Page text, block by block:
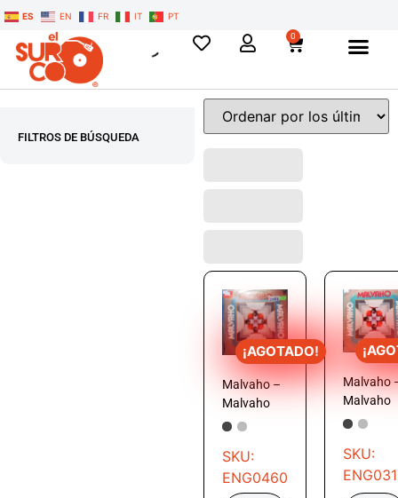
ES EN FR IT PT
0
FILTROS DE BÚSQUEDA
¡AGOTADO!
Malvaho –
Malvaho
SKU:
ENG0460
Malvaho
Malvaho
SKU: